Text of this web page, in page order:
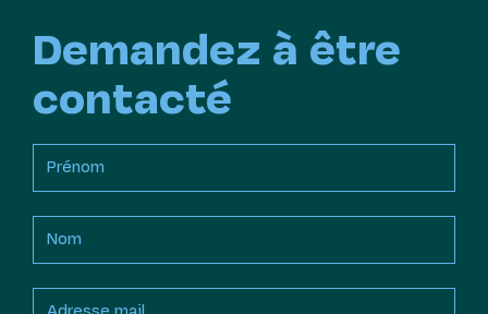
Demandez à être
contacté